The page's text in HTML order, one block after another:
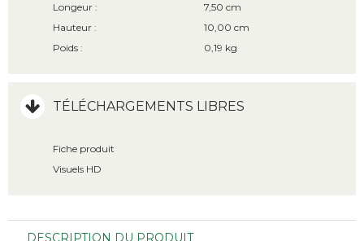
Longeur :
7,50 cm
Hauteur :
10,00 cm
Poids :
0,19 kg
TÉLÉCHARGEMENTS LIBRES
Fiche produit
Visuels HD
DESCRIPTION DU PRODUIT